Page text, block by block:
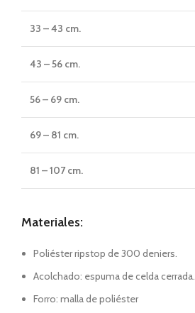
33 – 43 cm.
43 – 56 cm.
56 – 69 cm.
69 – 81 cm.
81 – 107 cm.
Materiales:
Poliéster ripstop de 300 deniers.
Acolchado: espuma de celda cerrada.
Forro: malla de poliéster